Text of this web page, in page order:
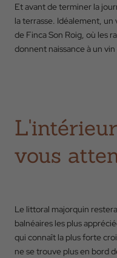
Et avant de terminer la
la terrasse. Idéalement, un
de Finca Son Roig, où les
donnent naissance à un
vous
Le littoral majorquin
balnéaires les plus
qui connaît la plus forte
ne se trouve plus en bord